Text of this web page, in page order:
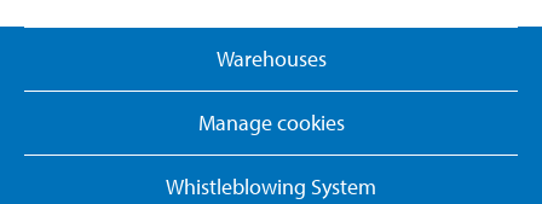
Warehouses
Manage cookies
Whistleblowing System